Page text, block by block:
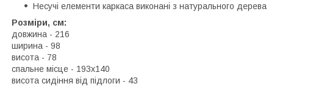
Несучі елементи каркаса виконані з натурального дерева
Розміри, см:
довжина - 216
ширина - 98
висота - 78
спальне місце - 193х140
висота сидіння від підлоги - 43